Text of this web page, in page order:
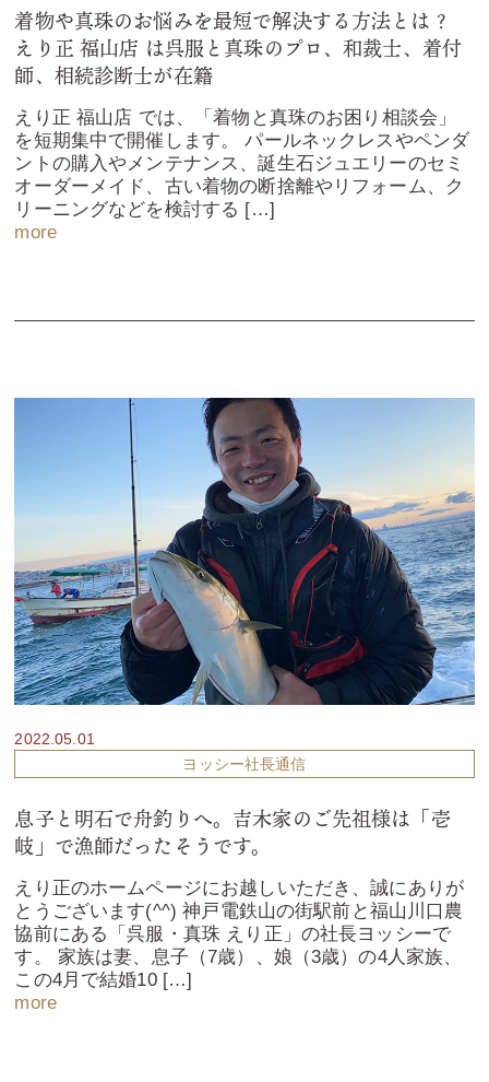
着物や真珠のお悩みを最短で解決する方法とは？
えり正 福山店 は呉服と真珠のプロ、和裁士、着付
師、相続診断士が在籍
えり正 福山店 では、「着物と真珠のお困り相談会」
を短期集中で開催します。 パールネックレスやペンダ
ントの購入やメンテナンス、誕生石ジュエリーのセミ
オーダーメイド、古い着物の断捨離やリフォーム、ク
リーニングなどを検討する […]
more
2022.05.01
ヨッシー社長通信
息子と明石で舟釣りへ。吉木家のご先祖様は「壱
岐」で漁師だったそうです。
えり正のホームページにお越しいただき、誠にありが
とうございます(^^) 神戸電鉄山の街駅前と福山川口農
協前にある「呉服・真珠 えり正」の社長ヨッシーで
す。 家族は妻、息子（7歳）、娘（3歳）の4人家族、
この4月で結婚10 […]
more